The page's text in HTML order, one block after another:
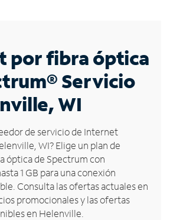
por fibra óptica
Servicio
WI
de servicio de Internet
WI? Elige un plan de
óptica de Spectrum con
1 GB para una conexión
Consulta las ofertas actuales en
promocionales y las ofertas
en Helenville.